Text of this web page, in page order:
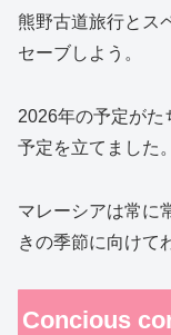
熊野古道旅行とス
セーブしよう。
2026年の予定がた
予定を立てました。
マレーシアは常に
きの季節に向けて
Concious